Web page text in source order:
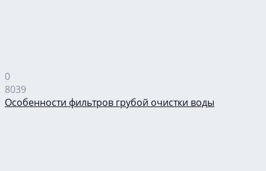
0
8039
Особенности фильтров грубой очистки воды